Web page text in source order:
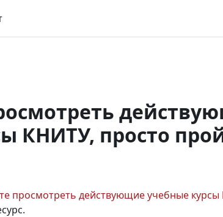
КНИТУ, просто
просмотреть действующие учебные